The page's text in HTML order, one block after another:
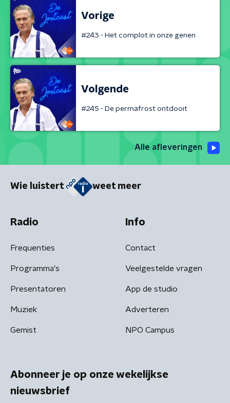
Vorige
#243 - Het complot in onze genen
Volgende
#245 - De permafrost ontdooit
Alle afleveringen
Wie luistert weet meer
Radio
Frequenties
Programma's
Presentatoren
Muziek
Gemist
Info
Contact
Veelgestelde vragen
App de studio
Adverteren
NPO Campus
Abonneer je op onze wekelijkse
nieuwsbrief